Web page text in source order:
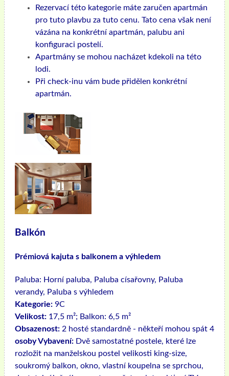
Rezervací této kategorie máte zaručen apartmán
pro tuto plavbu za tuto cenu. Tato cena však není
vázána na konkrétní apartmán, palubu ani
konfiguraci postelí.
Apartmány se mohou nacházet kdekoli na této
lodi.
Při check-inu vám bude přidělen konkrétní
apartmán.
Balkón
Prémiová kajuta s balkonem a výhledem
Paluba: Horní paluba, Paluba císařovny, Paluba
verandy, Paluba s výhledem
Kategorie: 9C
Velikost: 17,5 m²; Balkon: 6,5 m²
Obsazenost: 2 hosté standardně - někteří mohou spát 4
osoby Vybavení: Dvě samostatné postele, které lze
rozložit na manželskou postel velikosti king-size,
soukromý balkon, okno, vlastní koupelna se sprchou,